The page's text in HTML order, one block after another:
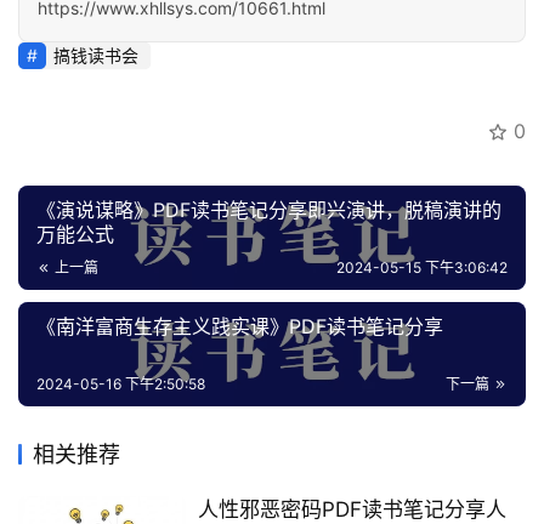
会
https://www.xhllsys.com/10661.html
搞钱读书会
0
《演说谋略》PDF读书笔记分享即兴演讲，脱稿演讲的
万能公式
上一篇 2024-05-15 下午3:06:42
《南洋富商生存主义践实‬课》PDF读书笔记分享
下一篇
2024-05-16 下午2:50:58
相关推荐
人性邪恶密码PDF读书笔记分享人